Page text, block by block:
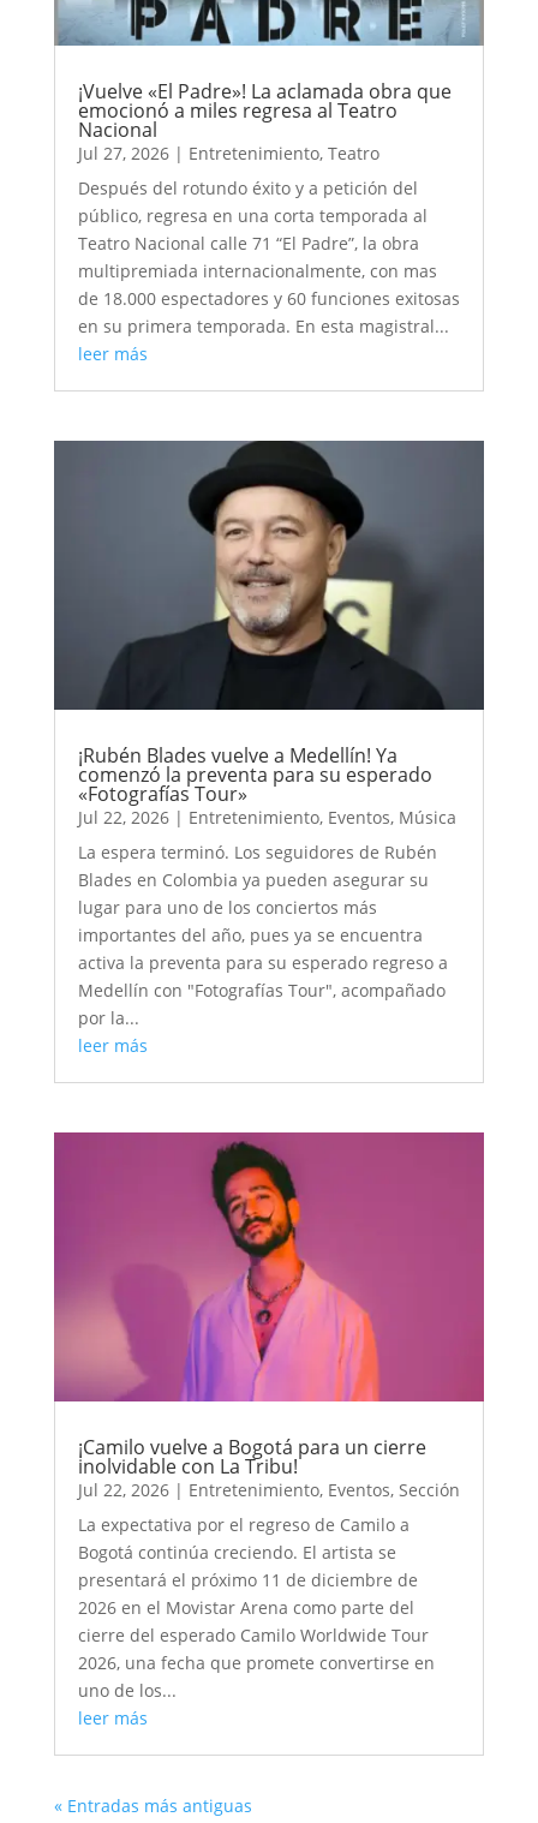
¡Vuelve «El Padre»! La aclamada obra que
emocionó a miles regresa al Teatro
Nacional
Jul 27, 2026| Entretenimiento, Teatro
Después del rotundo éxito y a petición del
público, regresa en una corta temporada al
Teatro Nacional calle 71 “El Padre”, la obra
multipremiada internacionalmente, con mas
de 18.000 espectadores y 60 funciones exitosas
en su primera temporada. En esta magistral...
leer más
¡Rubén Blades vuelve a Medellín! Ya
comenzó la preventa para su esperado
«Fotografías Tour»
Jul 22, 2026| Entretenimiento, Eventos, Música
La espera terminó. Los seguidores de Rubén
Blades en Colombia ya pueden asegurar su
lugar para uno de los conciertos más
importantes del año, pues ya se encuentra
activa la preventa para su esperado regreso a
Medellín con "Fotografías Tour", acompañado
por la...
leer más
¡Camilo vuelve a Bogotá para un cierre
inolvidable con La Tribu!
Jul 22, 2026| Entretenimiento, Eventos, Sección
La expectativa por el regreso de Camilo a
Bogotá continúa creciendo. El artista se
presentará el próximo 11 de diciembre de
2026 en el Movistar Arena como parte del
cierre del esperado Camilo Worldwide Tour
2026, una fecha que promete convertirse en
uno de los...
leer más
« Entradas más antiguas